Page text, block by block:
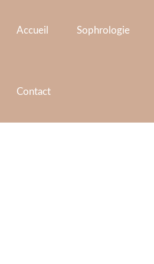
Accueil Sophrologie
Contact